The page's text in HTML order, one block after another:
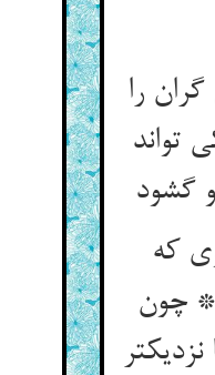
را
تواند
گشود
که
چون